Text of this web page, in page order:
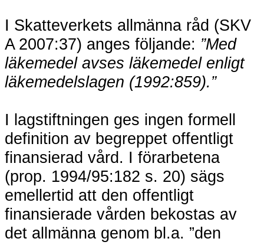
I Skatteverkets allmänna råd (SKV
A 2007:37) anges följande: ”Med
läkemedel avses läkemedel enligt
läkemedelslagen (1992:859).”
I lagstiftningen ges ingen formell
definition av begreppet offentligt
finansierad vård. I förarbetena
(prop. 1994/95:182 s. 20) sägs
emellertid att den offentligt
finansierade vården bekostas av
det allmänna genom bl.a. ”den